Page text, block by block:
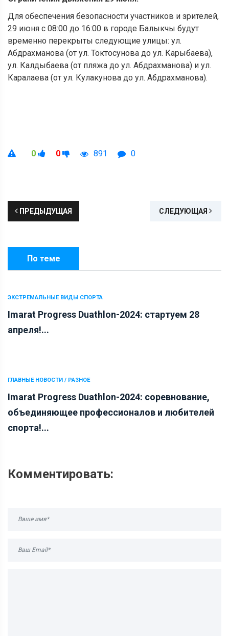
Для обеспечения безопасности участников и зрителей,
29 июня с 08:00 до 16:00 в городе Балыкчы будут
временно перекрыты следующие улицы: ул.
Абдрахманова (от ул. Токтосунова до ул. Карыбаева),
ул. Калдыбаева (от пляжа до ул. Абдрахманова) и ул.
Каралаева (от ул. Кулакунова до ул. Абдрахманова).
0 0 891 0
ПРЕДЫДУЩАЯ СЛЕДУЮЩАЯ
По теме
ЭКСТРЕМАЛЬНЫЕ ВИДЫ СПОРТА
Imarat Progress Duathlon-2024: стартуем 28
апреля!...
ГЛАВНЫЕ НОВОСТИ / РАЗНОЕ
Imarat Progress Duathlon-2024: соревнование,
объединяющее профессионалов и любителей
спорта!...
Комментировать: